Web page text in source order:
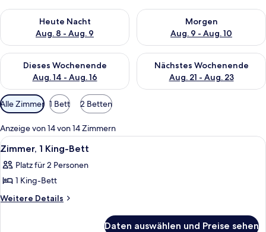
Heute Nacht
Aug. 8 - Aug. 9
Überprüfe die Verfügbarkeit für heute Nacht, Aug. 8 - Aug. 9.
Morgen
Aug. 9 - Aug. 10
Überprüfe die Verfügbarkeit
Dieses Wochenende
Aug. 14 - Aug. 16
Überprüfe die Verfügbarkeit für dieses Wochenende, Aug. 14
Nächstes Wochenende
Aug. 21 - Aug. 23
Überprüfe die Verfügbarkeit
Verfügbare
Filter
für
Zimmer
Alle Zimmer 1 Bett 2 Betten
Anzeige von 14 von 14 Zimmern
Alle
Fotos
für
Zimmer,
1 King-
Ein Hotelzimmer mit einem großen
4
Zimmer, 1 King-Bett
Platz für 2 Personen
1 King-Bett
Weitere Details
Weitere
Daten auswählen und Preise sehen